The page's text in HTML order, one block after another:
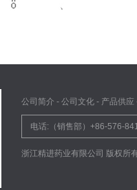
公司简介 - 公司文化 - 产品供应
电话:（销售部）+86-576-
浙江精进药业有限公司 版权所